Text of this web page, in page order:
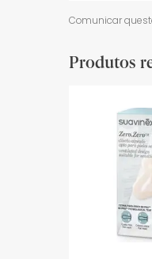
Recursos
De
sobre
Comunicar
Produtos